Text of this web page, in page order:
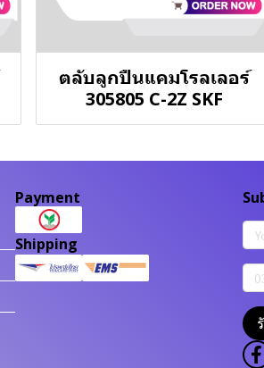
ตลับลูกปืนแคมโรลเลอร์
305805 C-2Z SKF
Payment
Shipping